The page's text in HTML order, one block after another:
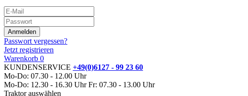
Passwort vergessen?
Jetzt registrieren
Warenkorb 0
KUNDENSERVICE +49(0)6127 - 99 23 60
Mo-Do: 07.30 - 12.00 Uhr
Mo-Do: 12.30 - 16.30 Uhr Fr: 07.30 - 13.00 Uhr
Traktor auswählen